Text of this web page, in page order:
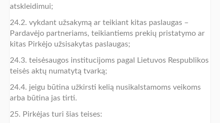
atskleidimui;
24.2. vykdant užsakymą ar teikiant kitas paslaugas –
Pardavėjo partneriams, teikiantiems prekių pristatymo ar
kitas Pirkėjo užsisakytas paslaugas;
24.3. teisėsaugos institucijoms pagal Lietuvos Respublikos
teisės aktų numatytą tvarką;
24.4. jeigu būtina užkirsti kelią nusikalstamoms veikoms
arba būtina jas tirti.
25. Pirkėjas turi šias teises: